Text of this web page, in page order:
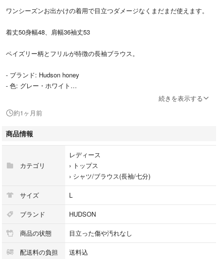
ワンシーズンお出かけの着用で目立つダメージなくまだまだ使えます。
着丈50身幅48、肩幅36袖丈53
ペイズリー柄とフリルが特徴の長袖ブラウス。
- ブランド: Hudson honey
- 色: グレー・ホワイト
- サイズ: L
- 襟のデザイン: ラウンドネック・白色の襟
続きを表示する
約1ヶ月前
商品情報
カテゴリ
レディース
› トップス
› シャツ/ブラウス(長袖/七分)
サイズ L
ブランド HUDSON
商品の状態 目立った傷や汚れなし
配送料の負担 送料込